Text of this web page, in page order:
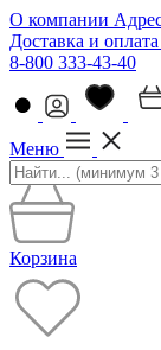
О компании
Доставка и оплата
8-800 333-43-40
Меню
Корзина